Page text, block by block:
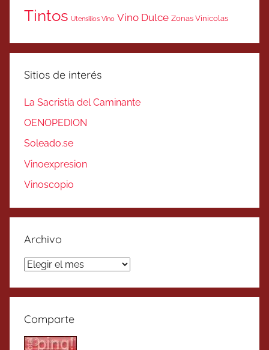
Tintos Utensilios Vino Vino Dulce Zonas Vinicolas
Sitios de interés
La Sacristía del Caminante
OENOPEDION
Soleado.se
Vinoexpresion
Vinoscopio
Archivo
Archivo
Comparte